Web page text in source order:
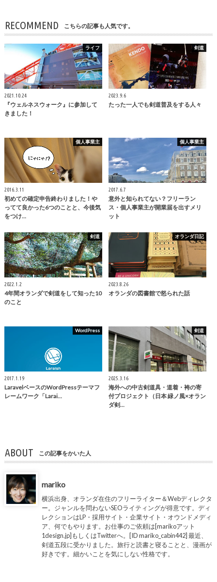
RECOMMEND こちらの記事も人気です。
ライフ
2021.10.24
『ウェルネスウォーク』に参加して
きました！
剣道
2023.9.6
たった一人でも剣道普及をする人々
個人事業主
2016.3.11
初めての確定申告終わりました！や
ってて良かった6つのことと、今後気
をつけ…
個人事業主
2017.6.7
意外と知られてない？フリーラン
ス・個人事業主が開業届を出すメリ
ット
剣道
2022.1.2
4年間オランダで剣道をして知った10
のこと
オランダ日記
2023.8.26
オランダの図書館で怒られた話
WordPress
2017.1.19
LaravelベースのWordPressテーマフ
レームワーク「Larai…
剣道
2025.3.16
海外への中古剣道具・道着・袴の寄
付プロジェクト（日本 緑ノ風×オラン
ダ剣…
ABOUT この記事をかいた人
mariko
横浜出身、オランダ在住のフリーライター＆Webディレクタ
ー。ジャンルを問わないSEOライティングが得意です。ディ
レクションはLP・採用サイト・企業サイト・オウンドメディ
ア、何でもやります。お仕事のご依頼は[marikoアット
1design.jp]もしくはTwitterへ。[ID mariko_cabin442] 最近、
剣道五段に受かりました。旅行と読書と寝ることと、漫画が
好きです。細かいことを気にしない性格です。